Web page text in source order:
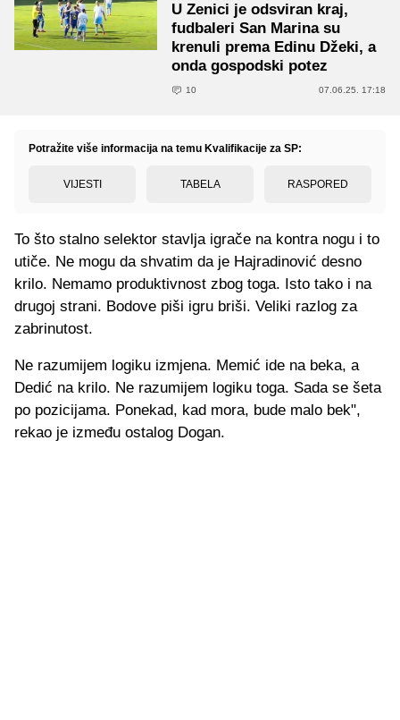
U Zenici je odsviran kraj,
fudbaleri San Marina su
krenuli prema Edinu Džeki, a
onda gospodski potez
10 07.06.25. 17:18
Potražite više informacija na temu Kvalifikacije za SP:
VIJESTI TABELA RASPORED
To što stalno selektor stavlja igrače na kontra nogu i to
utiče. Ne mogu da shvatim da je Hajradinović desno
krilo. Nemamo produktivnost zbog toga. Isto tako i na
drugoj strani. Bodove piši igru briši. Veliki razlog za
zabrinutost.
Ne razumijem logiku izmjena. Memić ide na beka, a
Dedić na krilo. Ne razumijem logiku toga. Sada se šeta
po pozicijama. Ponekad, kad mora, bude malo bek",
rekao je između ostalog Dogan.